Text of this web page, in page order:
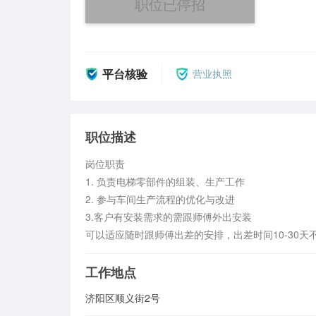
职位已停招
平台核验 营业执照
职位描述
岗位职责
1. 负责电梯零部件的组装、生产工作
2. 参与车间生产流程的优化与改进
3.客户有安装需求的需跟师傅外出安装
可以适应随时跟师傅出差的安排，出差时间10-30天
工作地点
济阳区顺义街2号